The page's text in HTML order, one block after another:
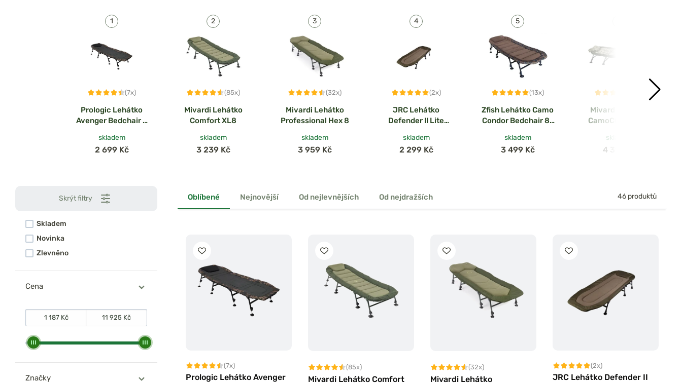
(7x)
Prologic Lehátko
Avenger Bedchair 8
skladem
2 699 Kč
(85x)
Mivardi Lehátko
Comfort XL8
skladem
3 239 Kč
(32x)
Mivardi Lehátko
Professional Hex 8
skladem
3 959 Kč
(2x)
JRC Lehátko
Defender II Lite
skladem
2 299 Kč
(13x)
Zfish Lehátko Camo
Condor Bedchair 8-
skladem
3 499 Kč
Mivardi Lehátko
CamoCODE Flat8
skladem
4 319 Kč
Skrýt filtry
Skladem
Novinka
Zlevněno
Cena
Značky
Oblíbené Nejnovější Od nejlevnějších Od nejdražších 46 produktů
(7x)
Prologic Lehátko Avenger
(85x)
Mivardi Lehátko Comfort
(32x)
Mivardi Lehátko
(2x)
JRC Lehátko Defender II